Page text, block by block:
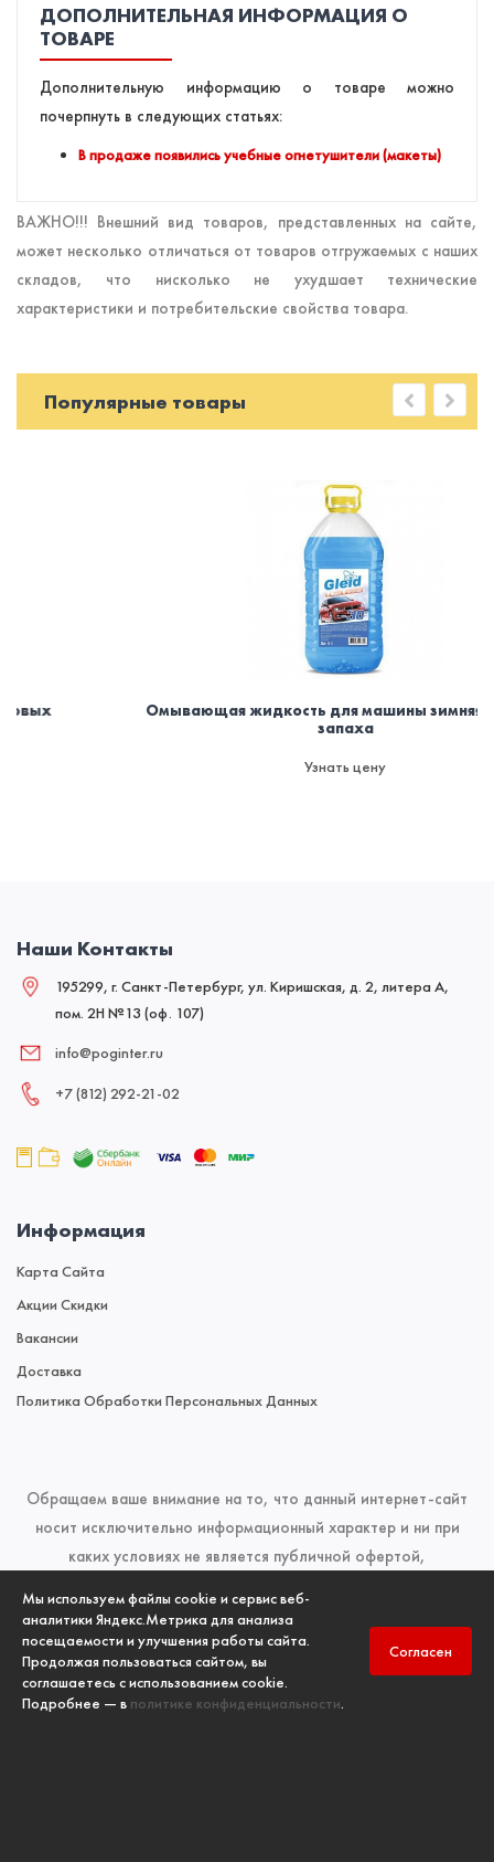
Мы используем файлы cookie и сервис веб-
аналитики Яндекс.Метрика для анализа
посещаемости и улучшения работы сайта.
Продолжая пользоваться сайтом, вы
соглашаетесь с использованием cookie.
Подробнее — в политике конфиденциальности.
Согласен
ДОПОЛНИТЕЛЬНАЯ ИНФОРМАЦИЯ О
ТОВАРЕ
Дополнительную информацию о товаре можно
почерпнуть в следующих статьях:
В продаже появились учебные огнетушители (макеты)
ВАЖНО!!! Внешний вид товаров, представленных на сайте,
может несколько отличаться от товаров отгружаемых с наших
складов, что нисколько не ухудшает технические
характеристики и потребительские свойства товара.
Популярные товары
Омывающая жидкость для машины зимняя -30. Без
Наши Контакты
195299, г. Санкт-Петербург, ул. Киришская, д. 2, литера А,
пом. 2Н №13 (оф. 107)
info@poginter.ru
+7 (812) 292‑21‑02
Информация
Карта Сайта
Акции Скидки
Вакансии
Доставка
Политика Обработки Персональных Данных
Обращаем ваше внимание на то, что данный интернет-сайт
носит исключительно информационный характер и ни при
каких условиях не является публичной офертой,
кодекса Российской Федерации. Для получения подробной
информации о наличии и стоимости указанных товаров и
(или) услуг, пожалуйста, обращайтесь к менеджерам отдела
продаж по телефонам, указанным в разделе